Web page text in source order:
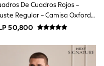
De Cuadros Rojos -
Regular - Camisa Oxford
Manga Corta Con Botones Y
50,800